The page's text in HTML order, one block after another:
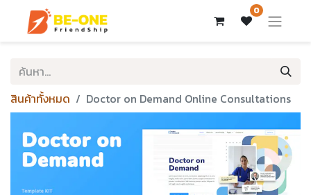
0
สินค้าทั้งหมด Doctor on Demand Online Consultations